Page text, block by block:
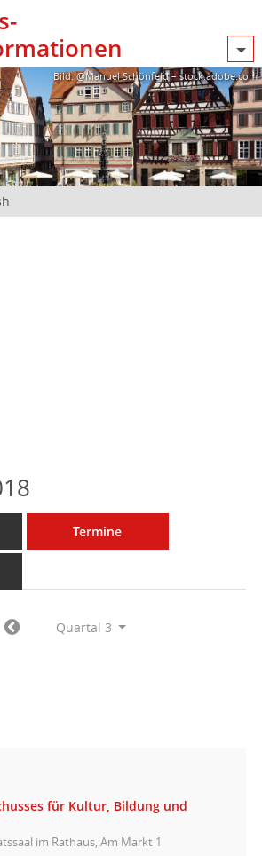
Bild: @Manuel Schönfeld – stock.adobe.com
Termine
Quartal 3
für Kultur, Bildung und
im Rathaus, Am Markt 1